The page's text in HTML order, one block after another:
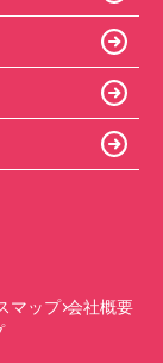
マップ 会社概要